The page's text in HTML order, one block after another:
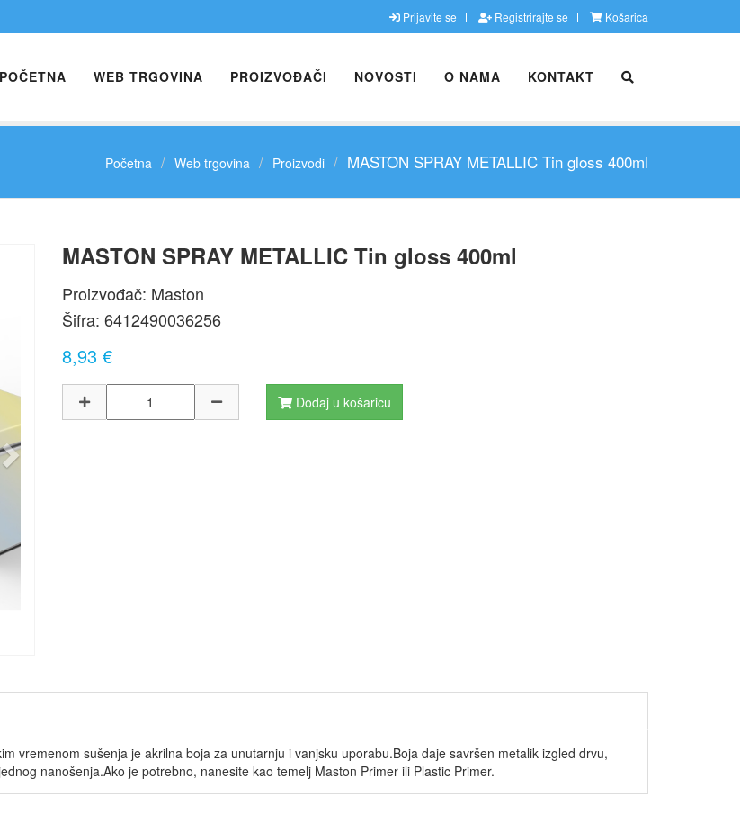
Prijavite se Registrirajte se Košarica
POČETNA WEB TRGOVINA PROIZVOĐAČI NOVOSTI O NAMA KONTAKT
Početna Web trgovina Proizvodi MASTON SPRAY METALLIC Tin gloss 400ml
Next
MASTON SPRAY METALLIC Tin gloss 400ml
Proizvođač: Maston
Šifra: 6412490036256
8,93 €
Dodaj u košaricu
vremenom sušenja je akrilna boja za unutarnju i vanjsku uporabu.Boja daje savršen metalik izgled drvu,
nanošenja.Ako je potrebno, nanesite kao temelj Maston Primer ili Plastic Primer.